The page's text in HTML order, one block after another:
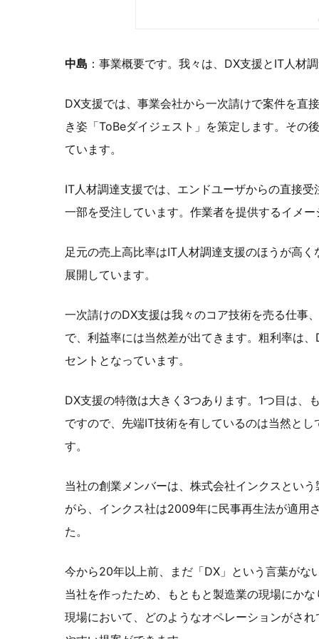
中島 ：事業概要です。我々は、DX支援とIT人材
DX支援では、事業会社から一次請けで案件を直
き姿「ToBeダイジェスト」を策定します。その
ています。
IT人材調達支援では、エンドユーザからの直接
一部を受注しています。作業者を提供するイメ
足元の売上高比率はIT人材調達支援のほうが高
展開しています。
一次請けのDX支援は我々のコア技術を売る仕事
で、利益率には当然差が出てきます。粗利率は
セントとなっています。
DX支援の特徴は大きく3つあります。1つ目は、
ですので、先端IT技術を有しているのは当然と
す。
当社の創業メンバーは、株式会社インクスとい
がら、インクス社は2009年に民事再生法が適用
た。
今から20年以上前、まだ「DX」という言葉がな
当社を作ったため、もともと製造業の現場にか
現場において、どのようなオペレーションがさ